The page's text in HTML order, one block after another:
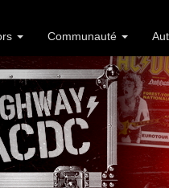
Communauté